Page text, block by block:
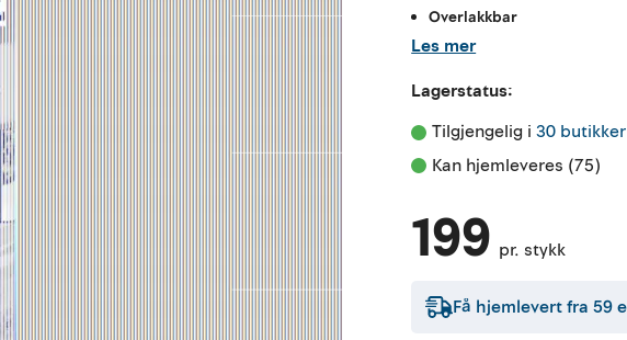
Overlakkbar
Les mer
Lagerstatus:
Tilgjengelig i 30 butikker
Kan hjemleveres (75)
199 pr. stykk
Få hjemlevert fra 59